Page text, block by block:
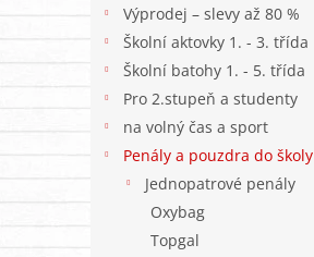
n
Výprodej – slevy až 80 %
Školní aktovky 1. - 3. třída
Školní batohy 1. - 5. třída
Pro 2.stupeň a studenty
na volný čas a sport
Penály a pouzdra do školy
Jednopatrové penály
Oxybag
Topgal